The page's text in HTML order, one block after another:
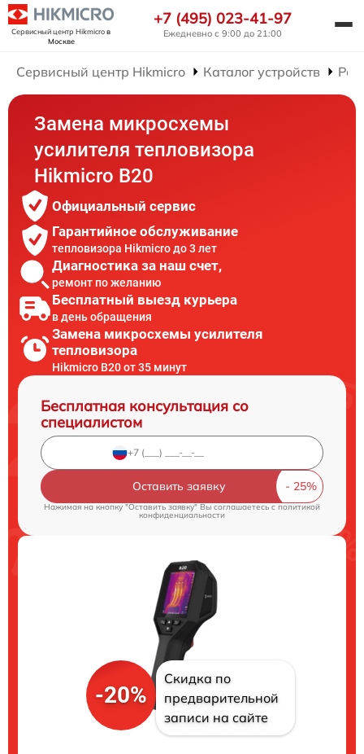
Сервисный центр Hikmicroв
Москве
+7 (495) 023-41-97
Ежедневно с 9:00 до 21:00
Сервисный центр Hikmicro Каталог устройств
Замена микросхемы
усилителя тепловизора
Hikmicro B20
Официальный сервис
Гарантийное обслуживание
тепловизора Hikmicro до 3 лет
Диагностика за наш счет,
ремонт по желанию
Бесплатный выезд курьера
в день обращения
Замена микросхемы усилителя
тепловизора
Hikmicro B20 от 35 минут
Бесплатная консультация со
специалистом
Оставить заявку
Нажимая на кнопку "Оставить заявку" Вы соглашаетесь cполитикой
конфиденциальности
-20%
Скидка по
предварительной
записи на сайте